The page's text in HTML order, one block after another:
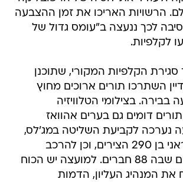
הרשויות האריכו את זמן ההצבעה
לכך ננעצה ב"עומס גדול של
לקלפיות.
הקלפיות המקורי, שתוכנן
17:30, עדיין השתרכו תורים ארוכים מחוץ
בצילומי הטלוויזיה
דומים גם בערים אהוואז
נערכה לקביעת השליטה במג'לס,
הפרלמנט האיראני בן 290 הצירים, וכן להרכב
מועצת המומחים שבה 88 חברים. למועצה יש הכוח
את המנהיג העליון, הדמות